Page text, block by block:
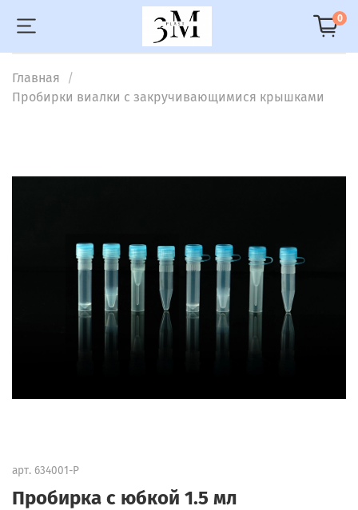
0
Главная
Пробирки виалки с закручивающимися крышками
арт. 634001-P
Пробирка с юбкой 1.5 мл